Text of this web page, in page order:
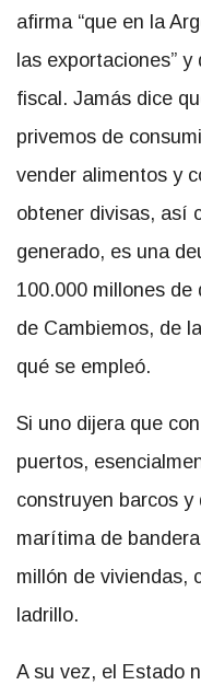
afirma “que en la
las exportaciones”
fiscal. Jamás dice
privemos de
vender alimentos y
obtener divisas, así
generado, es una
100.000 millones
de Cambiemos, de
qué se empleó.
Si uno dijera que
puertos,
construyen barcos
marítima de
millón de viviendas,
ladrillo.
A su vez, el Estado